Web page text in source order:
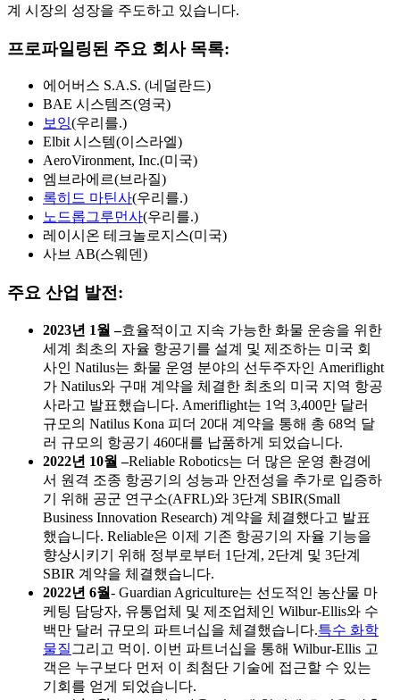
계 시장의 성장을 주도하고 있습니다.
프로파일링된 주요 회사 목록:
에어버스 S.A.S. (네덜란드)
BAE 시스템즈(영국)
보잉(우리를.)
Elbit 시스템(이스라엘)
AeroVironment, Inc.(미국)
엠브라에르(브라질)
록히드 마틴사(우리를.)
노드롭그루먼사(우리를.)
레이시온 테크놀로지스(미국)
사브 AB(스웨덴)
주요 산업 발전:
2023년 1월 –효율적이고 지속 가능한 화물 운송을 위한
세계 최초의 자율 항공기를 설계 및 제조하는 미국 회
사인 Natilus는 화물 운영 분야의 선두주자인 Ameriflight
가 Natilus와 구매 계약을 체결한 최초의 미국 지역 항공
사라고 발표했습니다. Ameriflight는 1억 3,400만 달러
규모의 Natilus Kona 피더 20대 계약을 통해 총 68억 달
러 규모의 항공기 460대를 납품하게 되었습니다.
2022년 10월 –Reliable Robotics는 더 많은 운영 환경에
서 원격 조종 항공기의 성능과 안전성을 추가로 입증하
기 위해 공군 연구소(AFRL)와 3단계 SBIR(Small
Business Innovation Research) 계약을 체결했다고 발표
했습니다. Reliable은 이제 기존 항공기의 자율 기능을
향상시키기 위해 정부로부터 1단계, 2단계 및 3단계
SBIR 계약을 체결했습니다.
2022년 6월- Guardian Agriculture는 선도적인 농산물 마
케팅 담당자, 유통업체 및 제조업체인 Wilbur-Ellis와 수
백만 달러 규모의 파트너십을 체결했습니다.특수 화학
물질 그리고 먹이. 이번 파트너십을 통해 Wilbur-Ellis 고
객은 누구보다 먼저 이 최첨단 기술에 접근할 수 있는
기회를 얻게 되었습니다.